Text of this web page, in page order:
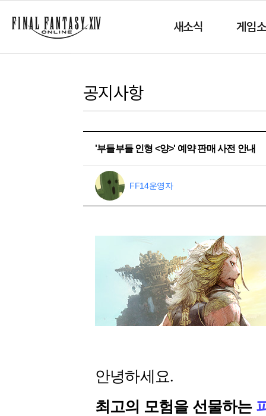
새소식 게임
공지사항
'부들부들 인형 <양>' 예약 판매 사전 안내
FF14운영자
안녕하세요.
최고의 모험을 선물하는